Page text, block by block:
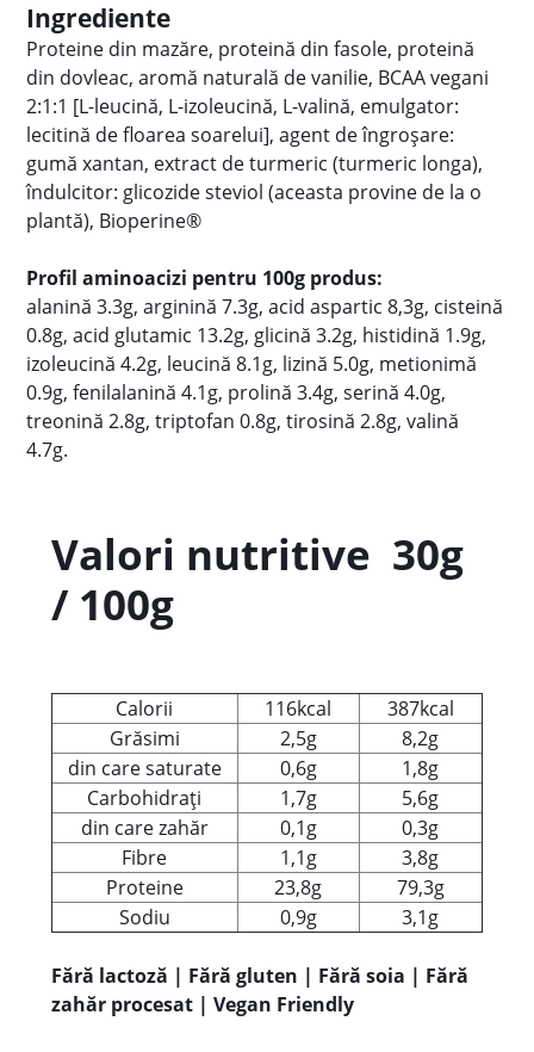
Ingrediente
Proteine ​​din mazăre, proteină din fasole, proteină
din dovleac, aromă naturală de vanilie, BCAA vegani
2:1:1 [L-leucină, L-izoleucină, L-valină, emulgator:
lecitină de floarea soarelui], agent de îngroșare:
gumă xantan, extract de turmeric (turmeric longa),
îndulcitor: glicozide steviol (aceasta provine de la o
plantă), Bioperine®
Profil aminoacizi pentru 100g produs:
alanină 3.3g, arginină 7.3g, acid aspartic 8,3g, cisteină
0.8g, acid glutamic 13.2g, glicină 3.2g, histidină 1.9g,
izoleucină 4.2g, leucină 8.1g, lizină 5.0g, metionimă
0.9g, fenilalanină 4.1g, prolină 3.4g, serină 4.0g,
treonină 2.8g, triptofan 0.8g, tirosină 2.8g, valină
4.7g.
Valori nutritive 30g
/ 100g
Calorii 116kcal
387kcal
Grăsimi
2,5g
8,2g
din care saturate
0,6g
1,8g
Carbohidrați
1,7g
5,6g
din care zahăr
0,1g
0,3g
Fibre
1,1g
3,8g
Proteine
23,8g
79,3g
Sodiu
0,9g 3,1g
Fără lactoză | Fără gluten | Fără soia | Fără
zahăr procesat | Vegan Friendly